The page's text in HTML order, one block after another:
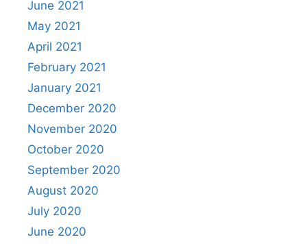
June 2021
May 2021
April 2021
February 2021
January 2021
December 2020
November 2020
October 2020
September 2020
August 2020
July 2020
June 2020